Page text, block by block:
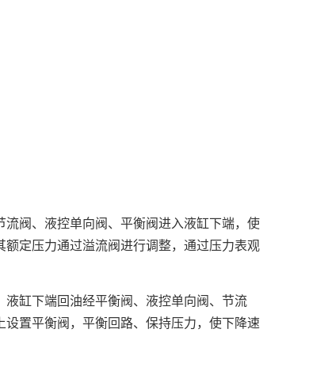
阀、液控单向阀、平衡阀进入液缸下端，使
定压力通过溢流阀进行调整，通过压力表观
缸下端回油经平衡阀、液控单向阀、节流
置平衡阀，平衡回路、保持压力，使下降速